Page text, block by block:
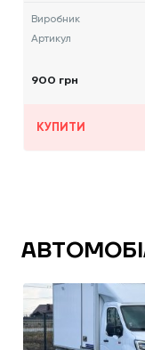
Виробник
Артикул
900 грн
КУПИТИ